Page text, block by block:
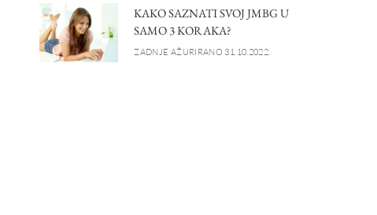
KAKO SAZNATI SVOJ JMBG U
SAMO 3 KORAKA?
ZADNJE AŽURIRANO 31.10.2022.